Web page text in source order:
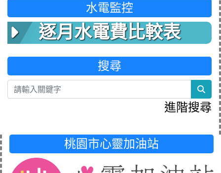
水電監控
逐月水電費比較表
搜尋
進階搜尋
桃園市心靈加油站